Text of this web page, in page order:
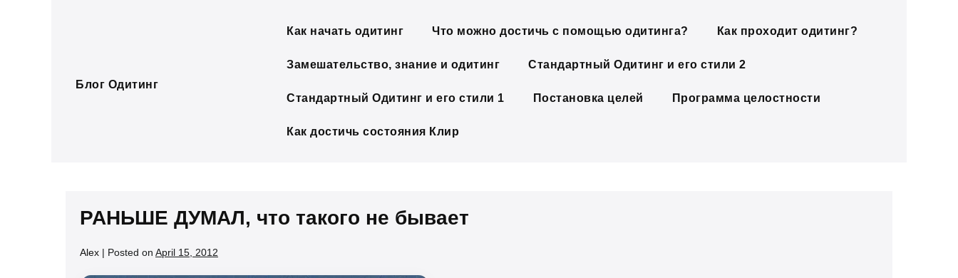
Блог Одитинг
Как начать одитинг Что можно достичь с помощью одитинга? Как проходит одитинг?
Замешательство, знание и одитинг Стандартный Одитинг и его стили 2
Стандартный Одитинг и его стили 1 Постановка целей Программа целостности
Как достичь состояния Клир
РАНЬШЕ ДУМАЛ, что такого не бывает
Alex | Posted on April 15, 2012